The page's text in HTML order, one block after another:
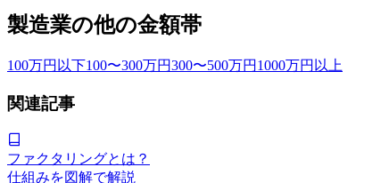
製造業の他の金額帯
100万円以下100〜300万円300〜500万円 1000万円以上
関連記事
ファクタリングとは？
仕組みを図解で解説